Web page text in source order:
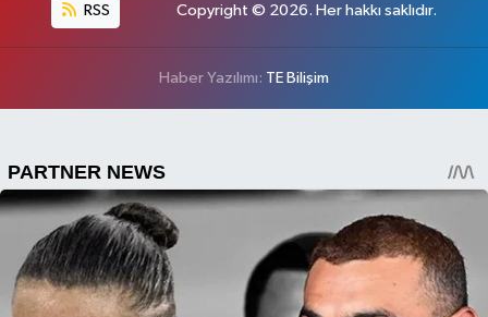
RSS Copyright © 2026. Her hakkı saklıdır.
Haber Yazılımı: TE Bilişim